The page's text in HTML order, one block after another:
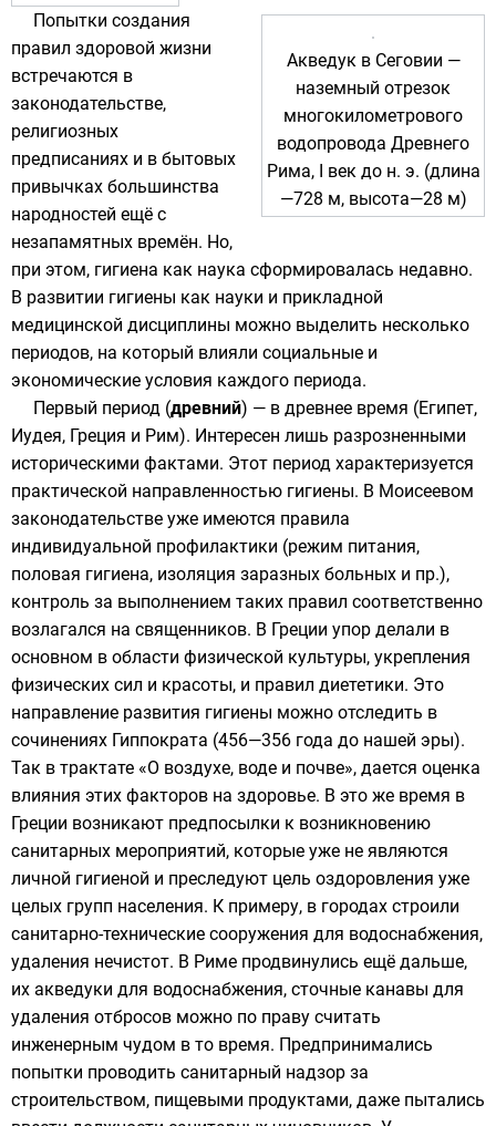
Акведук в Сеговии —
наземный отрезок
многокилометрового
водопровода Древнего
Рима, I век до н. э. (длина
—728 м, высота—28 м)
Попытки создания
правил здоровой жизни
встречаются в
законодательстве,
религиозных
предписаниях и в бытовых
привычках большинства
народностей ещё с
незапамятных времён. Но,
при этом, гигиена как наука сформировалась недавно.
В развитии гигиены как науки и прикладной
медицинской дисциплины можно выделить несколько
периодов, на который влияли социальные и
экономические условия каждого периода.
Первый период (древний) — в древнее время (Египет,
Иудея, Греция и Рим). Интересен лишь разрозненными
историческими фактами. Этот период характеризуется
практической направленностью гигиены. В Моисеевом
законодательстве уже имеются правила
индивидуальной профилактики (режим питания,
половая гигиена, изоляция заразных больных и пр.),
контроль за выполнением таких правил соответственно
возлагался на священников. В Греции упор делали в
основном в области физической культуры, укрепления
физических сил и красоты, и правил диететики. Это
направление развития гигиены можно отследить в
сочинениях Гиппократа (456—356 года до нашей эры).
Так в трактате «О воздухе, воде и почве», дается оценка
влияния этих факторов на здоровье. В это же время в
Греции возникают предпосылки к возникновению
санитарных мероприятий, которые уже не являются
личной гигиеной и преследуют цель оздоровления уже
целых групп населения. К примеру, в городах строили
санитарно-технические сооружения для водоснабжения,
удаления нечистот. В Риме продвинулись ещё дальше,
их акведуки для водоснабжения, сточные канавы для
удаления отбросов можно по праву считать
инженерным чудом в то время. Предпринимались
попытки проводить санитарный надзор за
строительством, пищевыми продуктами, даже пытались